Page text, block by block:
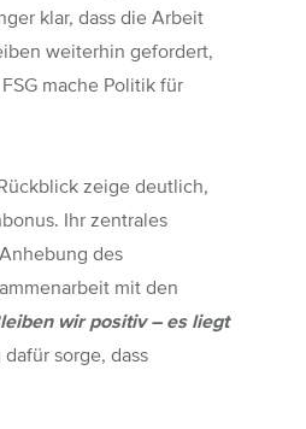
klar, dass die Arbeit
weiterhin gefordert,
mache Politik für
zeige deutlich,
Ihr zentrales
des
mit den
wir positiv – es liegt
sorge, dass